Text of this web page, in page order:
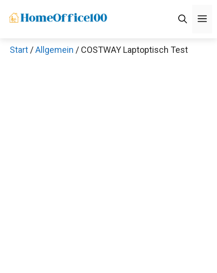
Inhalt
Start /Allgemein / COSTWAY Laptoptisch Test